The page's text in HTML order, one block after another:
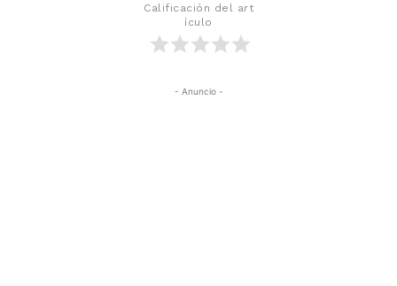
Calificación del art
ículo
- Anuncio -